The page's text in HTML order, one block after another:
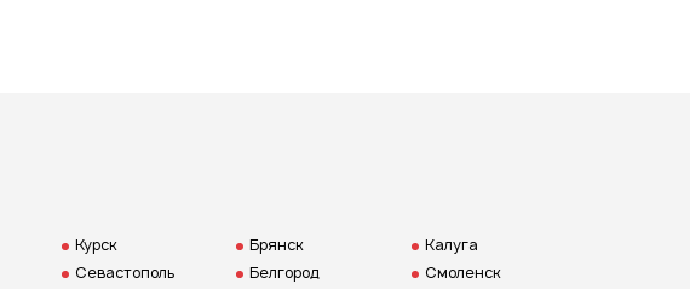
Курск
Севастополь
Брянск
Белгород
Калуга
Смоленск